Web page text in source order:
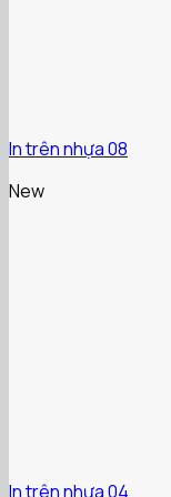
In trên nhựa 08
New
In trên nhựa 04